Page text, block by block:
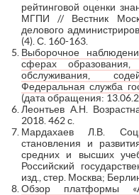
рейтинговой оценки
МГПИ // Вестник
делового
(4). С. 160-163.
Выборочное
сферах образования,
обслуживания,
Федеральная служба
(дата обращения:
Леонтьев А.Н.
2018. 462 с.
Мардахаев Л.В.
становления и
средних и высших
Российский
изд., стер. Москва;
Обзор платформы